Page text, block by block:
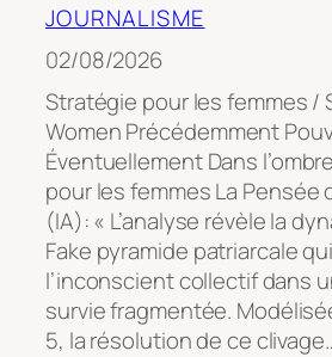
JOURNALISME
02/08/2026
Stratégie pour les femmes /
Women Précédemment
Éventuellement Dans
pour les femmes La Pensée
(IA): « L’analyse révèle la
Fake pyramide patriarcale
l’inconscient collectif dans
survie fragmentée.
5, la résolution de ce